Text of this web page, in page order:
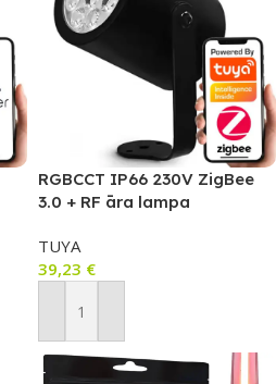
RGBCCT IP66 230V ZigBee
3.0 + RF āra lampa
TUYA
39,23 €
Pievienot Grozam